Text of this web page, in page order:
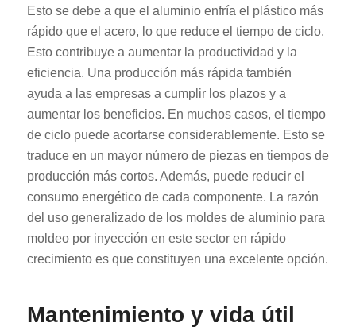
Esto se debe a que el aluminio enfría el plástico más
rápido que el acero, lo que reduce el tiempo de ciclo.
Esto contribuye a aumentar la productividad y la
eficiencia. Una producción más rápida también
ayuda a las empresas a cumplir los plazos y a
aumentar los beneficios. En muchos casos, el tiempo
de ciclo puede acortarse considerablemente. Esto se
traduce en un mayor número de piezas en tiempos de
producción más cortos. Además, puede reducir el
consumo energético de cada componente. La razón
del uso generalizado de los moldes de aluminio para
moldeo por inyección en este sector en rápido
crecimiento es que constituyen una excelente opción.
Mantenimiento y vida útil